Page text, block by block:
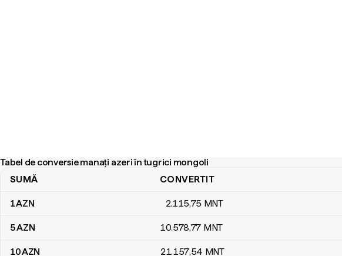
Tabel de conversie manați azeri în tugrici mongoli
Tabel de conversie manați azeri în tugrici mongoli
SUMĂ CONVERTIT
1AZN 2.115,75 MNT
5AZN 10.578,77 MNT
10AZN 21.157,54 MNT